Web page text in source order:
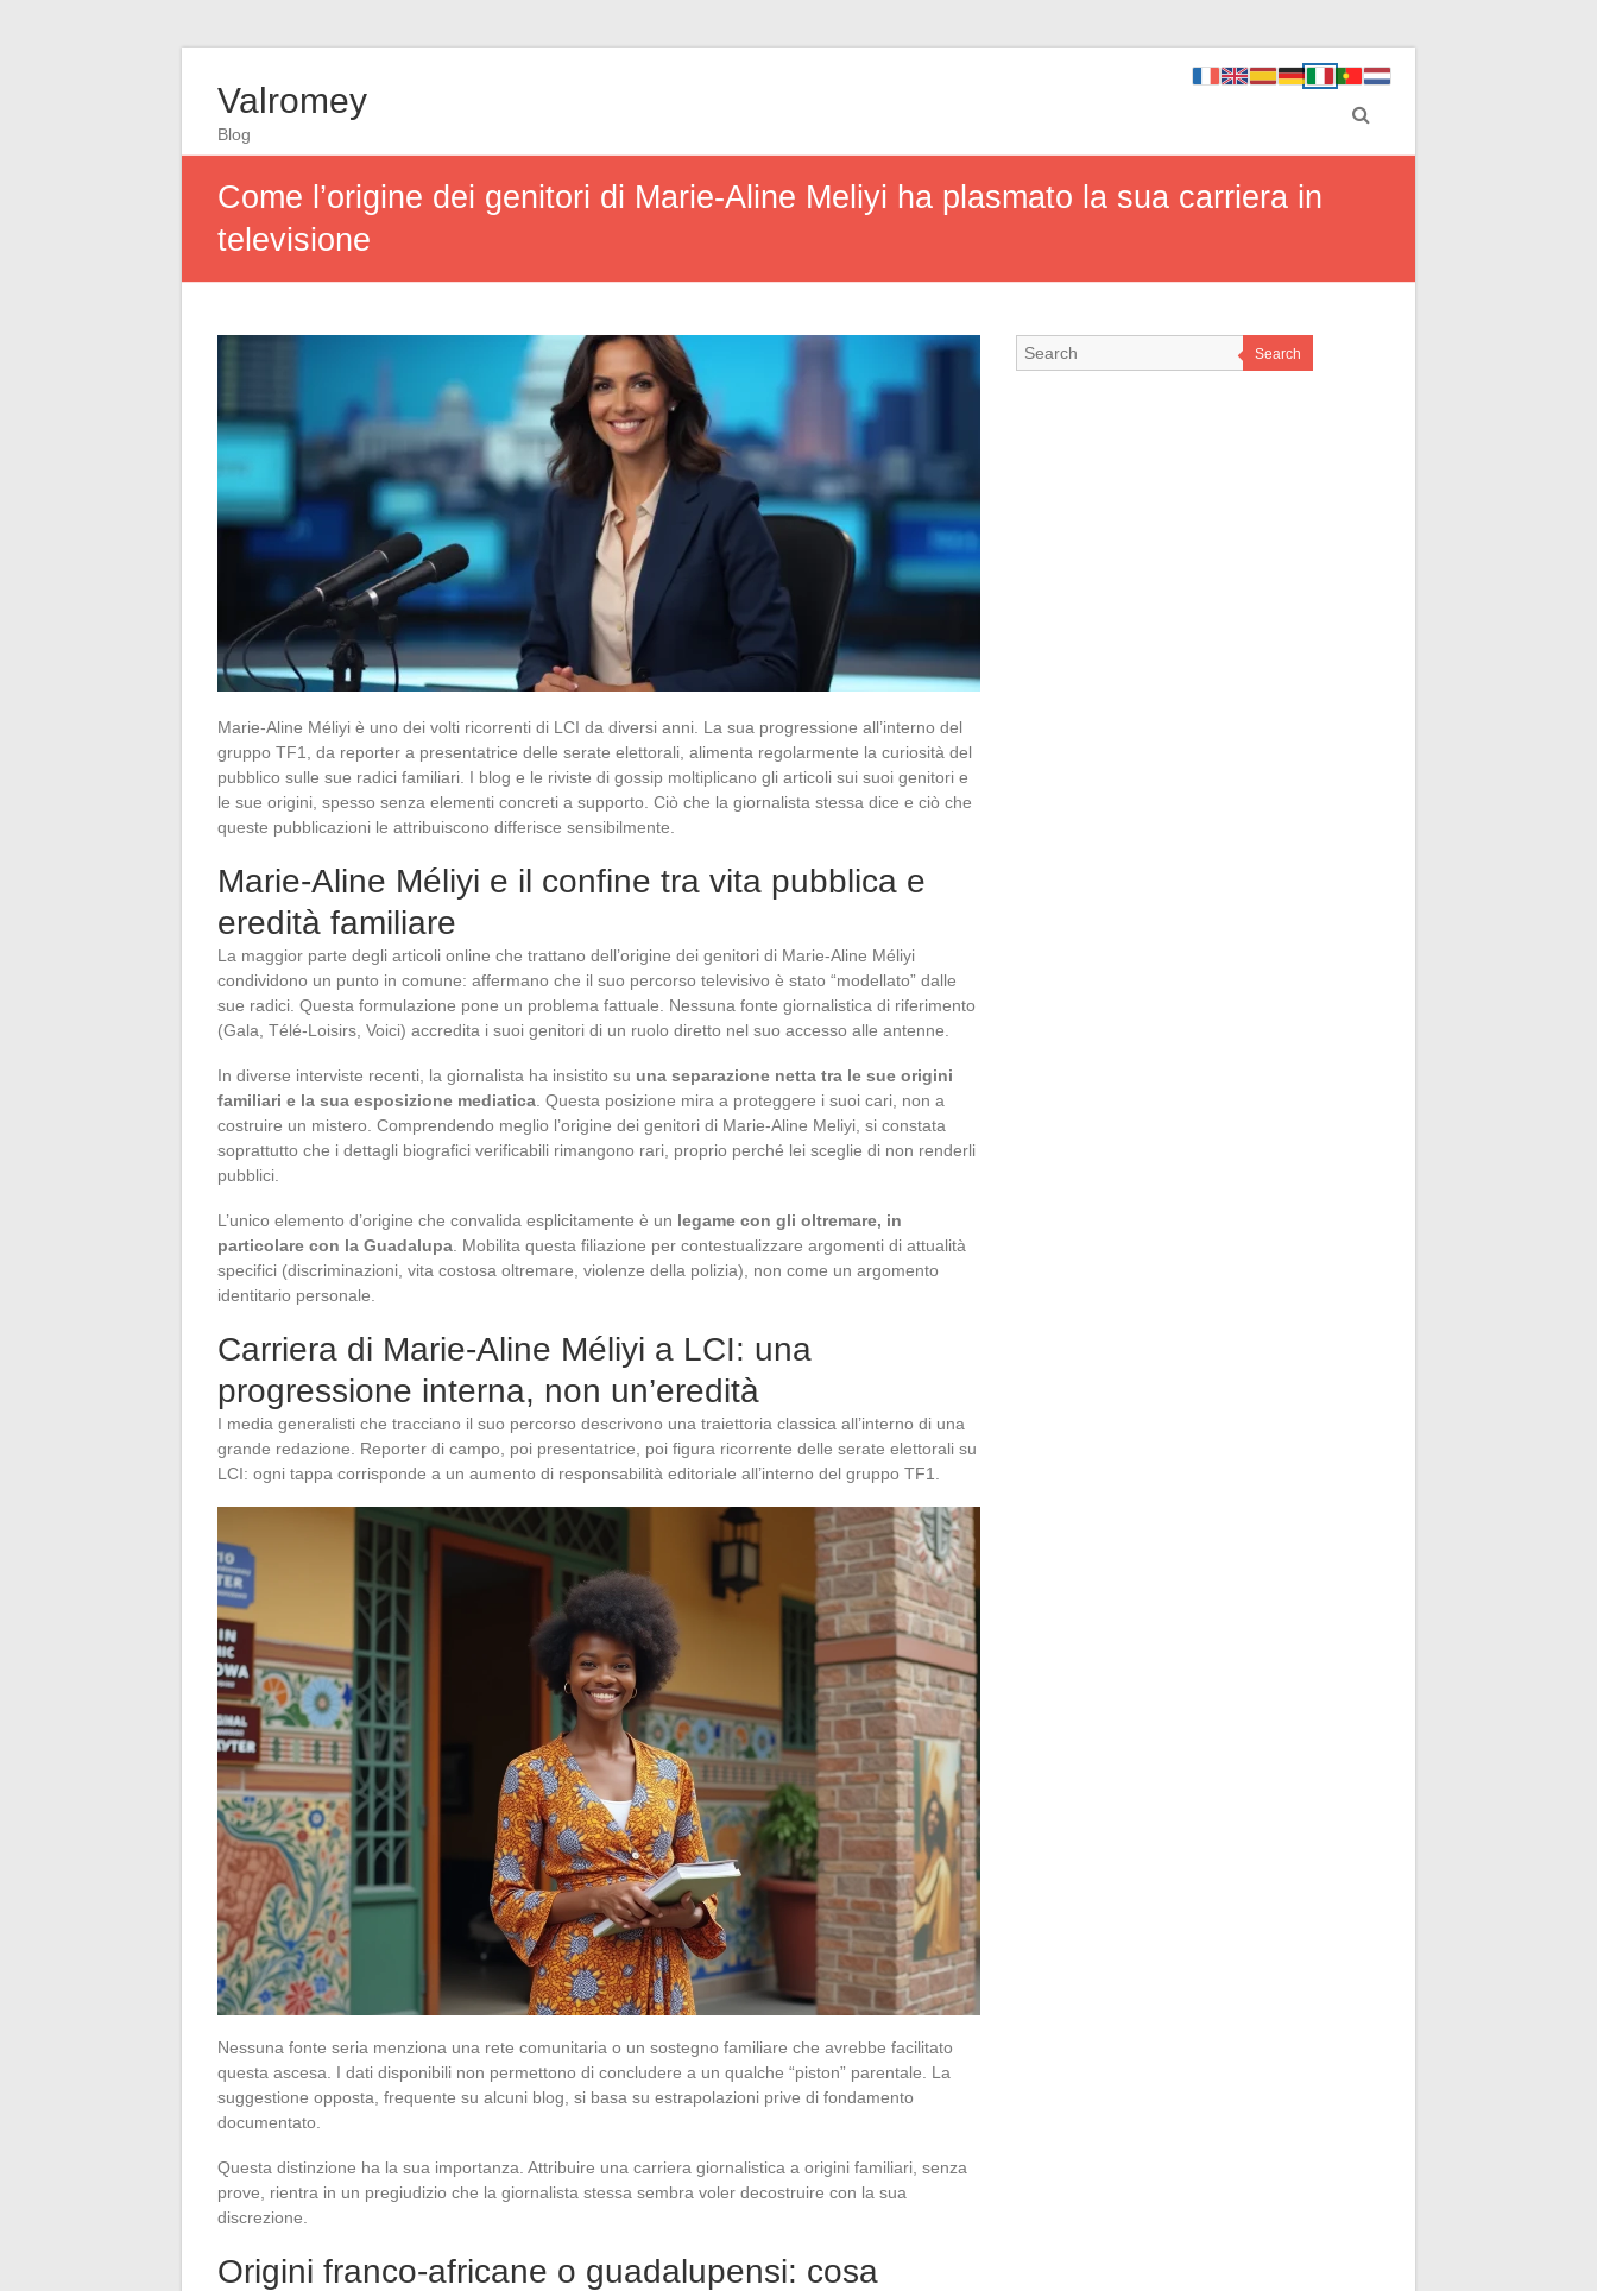
Valromey
Blog
Come l’origine dei genitori di Marie-Aline Meliyi ha plasmato la sua carriera in
televisione
Marie-Aline Méliyi è uno dei volti ricorrenti di LCI da diversi anni. La sua progressione all’interno del
gruppo TF1, da reporter a presentatrice delle serate elettorali, alimenta regolarmente la curiosità del
pubblico sulle sue radici familiari. I blog e le riviste di gossip moltiplicano gli articoli sui suoi genitori e
le sue origini, spesso senza elementi concreti a supporto. Ciò che la giornalista stessa dice e ciò che
queste pubblicazioni le attribuiscono differisce sensibilmente.
Marie-Aline Méliyi e il confine tra vita pubblica e
eredità familiare
La maggior parte degli articoli online che trattano dell’origine dei genitori di Marie-Aline Méliyi
condividono un punto in comune: affermano che il suo percorso televisivo è stato “modellato” dalle
sue radici. Questa formulazione pone un problema fattuale. Nessuna fonte giornalistica di riferimento
(Gala, Télé-Loisirs, Voici) accredita i suoi genitori di un ruolo diretto nel suo accesso alle antenne.
In diverse interviste recenti, la giornalista ha insistito su una separazione netta tra le sue origini
familiari e la sua esposizione mediatica . Questa posizione mira a proteggere i suoi cari, non a
costruire un mistero. Comprendendo meglio l’origine dei genitori di Marie-Aline Meliyi, si constata
soprattutto che i dettagli biografici verificabili rimangono rari, proprio perché lei sceglie di non renderli
pubblici.
L’unico elemento d’origine che convalida esplicitamente è un legame con gli oltremare, in
particolare con la Guadalupa . Mobilita questa filiazione per contestualizzare argomenti di attualità
specifici (discriminazioni, vita costosa oltremare, violenze della polizia), non come un argomento
identitario personale.
Carriera di Marie-Aline Méliyi a LCI: una
progressione interna, non un’eredità
I media generalisti che tracciano il suo percorso descrivono una traiettoria classica all’interno di una
grande redazione. Reporter di campo, poi presentatrice, poi figura ricorrente delle serate elettorali su
LCI: ogni tappa corrisponde a un aumento di responsabilità editoriale all’interno del gruppo TF1.
Nessuna fonte seria menziona una rete comunitaria o un sostegno familiare che avrebbe facilitato
questa ascesa. I dati disponibili non permettono di concludere a un qualche “piston” parentale. La
suggestione opposta, frequente su alcuni blog, si basa su estrapolazioni prive di fondamento
documentato.
Questa distinzione ha la sua importanza. Attribuire una carriera giornalistica a origini familiari, senza
prove, rientra in un pregiudizio che la giornalista stessa sembra voler decostruire con la sua
discrezione.
Origini franco-africane o guadalupensi: cosa
Search